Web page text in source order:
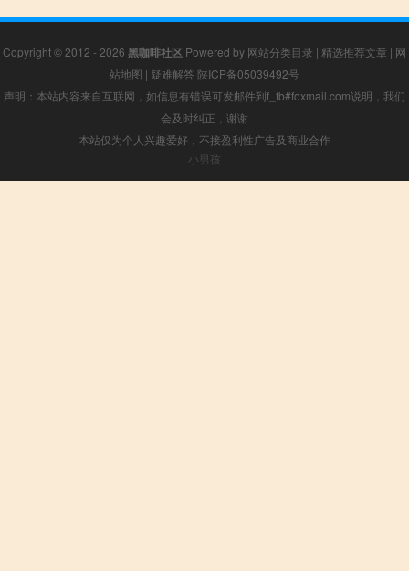
Copyright © 2012 - 2026 黑咖啡社区 Powered by 网站分类目录 | 精选推荐文章 | 网
站地图 | 疑难解答 陕ICP备05039492号
声明：本站内容来自互联网，如信息有错误可发邮件到f_fb#foxmail.com说明，我们
会及时纠正，谢谢
本站仅为个人兴趣爱好，不接盈利性广告及商业合作
小男孩